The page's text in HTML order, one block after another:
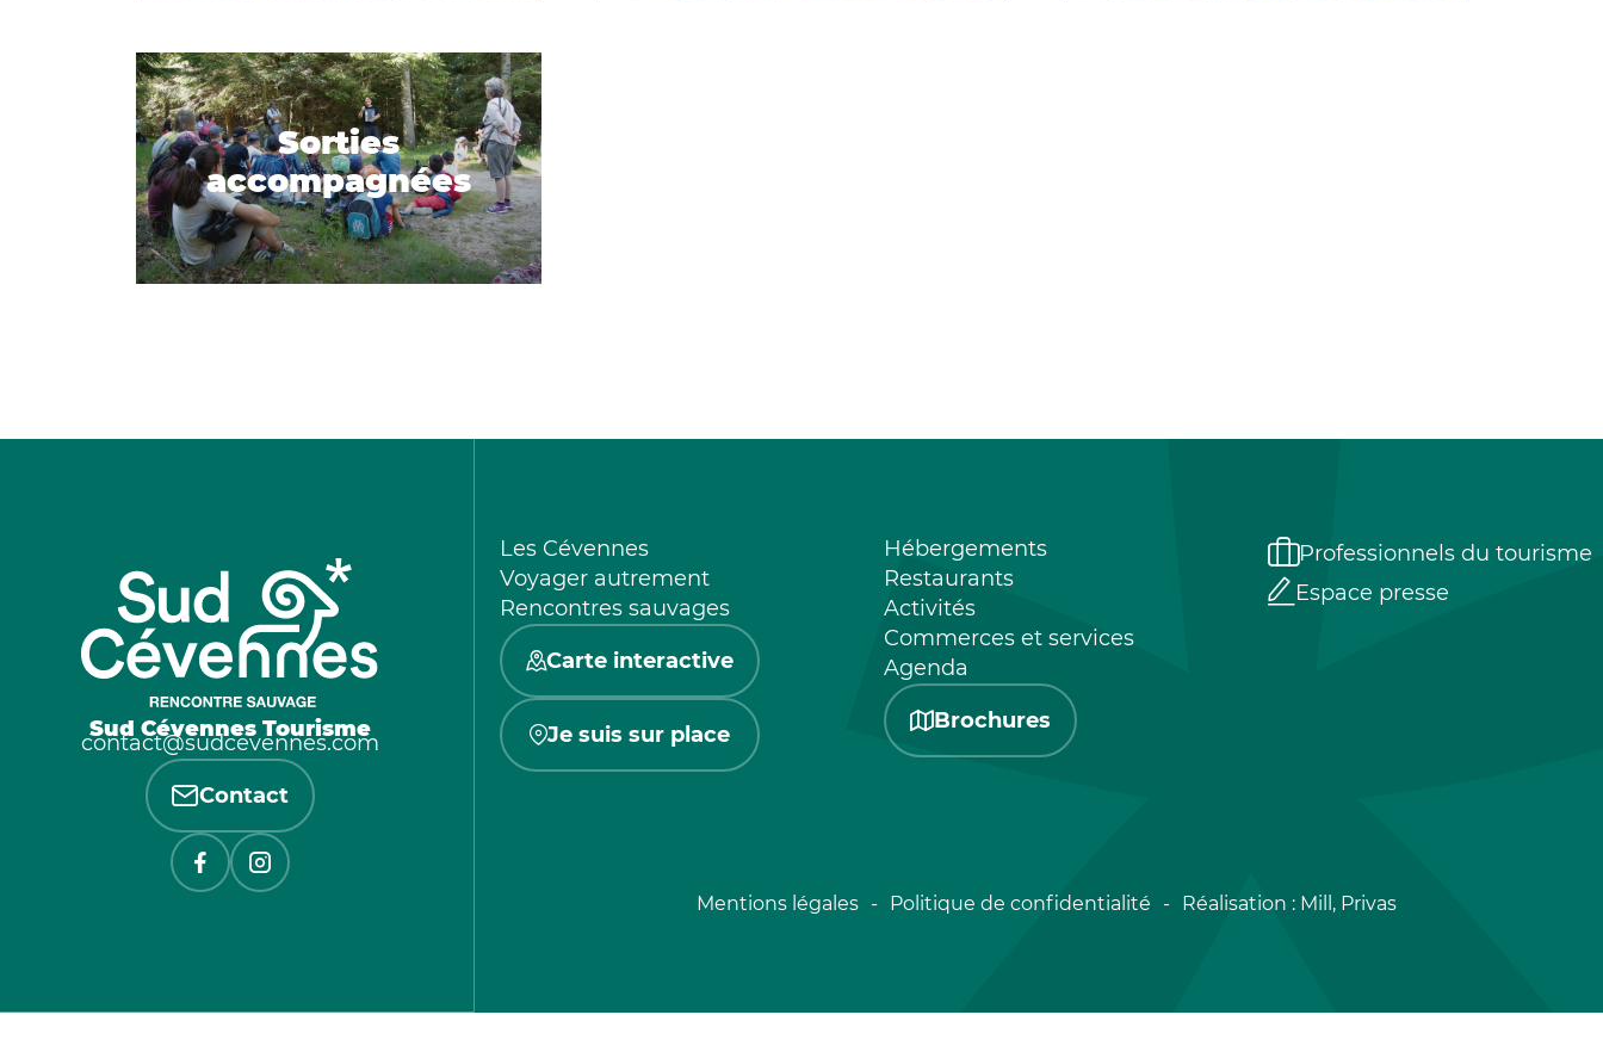
Sorties
accompagnées
Sud Cévennes Tourisme
contact@sudcevennes.com
Contact
Les Cévennes
Voyager autrement
Rencontres sauvages
Carte interactive
Je suis sur place
Hébergements
Restaurants
Activités
Commerces et services
Agenda
Brochures
Professionnels du tourisme
Espace presse
Mentions légales Politique de confidentialité Réalisation : Mill, Privas